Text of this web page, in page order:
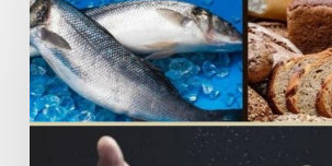
k
textom
na
18.
nedeľu